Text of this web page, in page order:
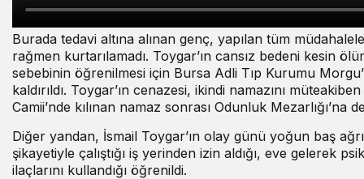
Burada tedavi altına alınan genç, yapılan tüm
rağmen kurtarılamadı. Toygar’ın cansız bedeni kesin
sebebinin öğrenilmesi için Bursa Adli Tıp Kurumu
kaldırıldı. Toygar’ın cenazesi, ikindi namazını
Camii’nde kılınan namaz sonrası Odunluk Mezarlığı’na
Diğer yandan, İsmail Toygar’ın olay günü yoğun baş
şikayetiyle çalıştığı iş yerinden izin aldığı, eve gelerek
ilaçlarını kullandığı öğrenildi.